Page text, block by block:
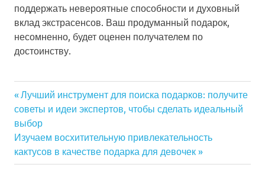
поддержать невероятные способности и духовный
вклад экстрасенсов. Ваш продуманный подарок,
несомненно, будет оценен получателем по
достоинству.
Навигация
по
записям
Previous
Post:
Лучший инструмент для поиска подарков: получите
советы и идеи экспертов, чтобы сделать идеальный
выбор
Next
Post:
Изучаем восхитительную привлекательность
кактусов в качестве подарка для девочек